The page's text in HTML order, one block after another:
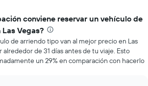
conviene reservar un vehículo de
Vegas?
de arriendo tipo van al mejor precio en Las
alrededor de 31 días antes de tu viaje. Esto
un 29% en comparación con hacerlo